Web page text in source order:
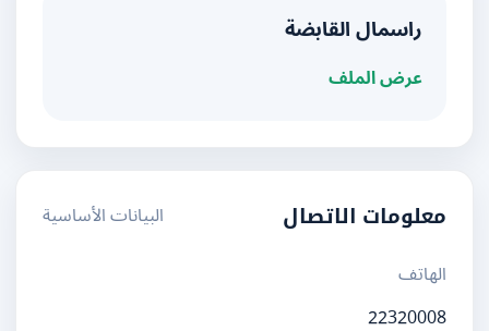
راسمال القابضة
عرض الملف
معلومات الاتصال
البيانات الأساسية
الهاتف
22320008